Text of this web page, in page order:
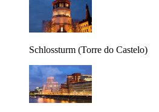
Schlossturm (Torre do Castelo)